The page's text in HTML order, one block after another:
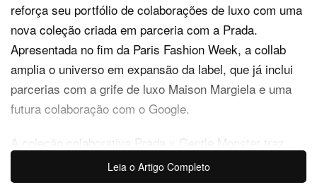
reforça seu portfólio de colaborações de luxo com uma
nova coleção criada em parceria com a Prada.
Apresentada no fim da Paris Fashion Week, a collab
amplia o universo em expansão da label, que já inclui
parcerias com a grife de luxo Maison Margiela e uma
futura colaboração com o Google.
A coleção colaborativa Prada x Gentle Monster traz
três designs únicos que unem precisão e fluidez,
marcados por contornos de lentes bem definidos, fronts
Leia o Artigo Completo